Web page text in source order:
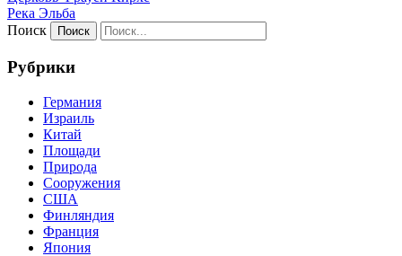
Река Эльба
Поиск
Рубрики
Германия
Израиль
Китай
Площади
Природа
Сооружения
США
Финляндия
Франция
Япония